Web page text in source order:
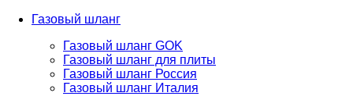
Газовый шланг
Газовый шланг GOK
Газовый шланг для плиты
Газовый шланг Россия
Газовый шланг Италия